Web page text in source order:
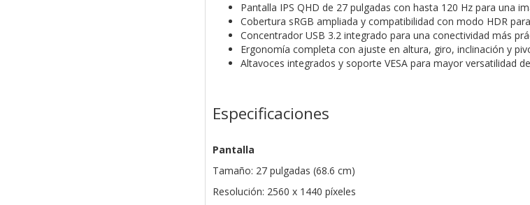
Pantalla IPS QHD de 27 pulgadas con hasta 120 Hz para una
Cobertura sRGB ampliada y compatibilidad con modo HDR
Concentrador USB 3.2 integrado para una conectividad más
Ergonomía completa con ajuste en altura, giro, inclinación y
Altavoces integrados y soporte VESA para mayor versatilidad
Especificaciones
Pantalla
Tamaño: 27 pulgadas (68.6 cm)
Resolución: 2560 x 1440 píxeles